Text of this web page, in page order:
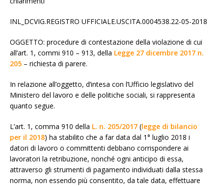
INL_DCVIG.REGISTRO UFFICIALE.USCITA.0004538.22-05-2018
OGGETTO: procedure di contestazione della violazione di cui
all’art. 1, commi 910 – 913, della Legge 27 dicembre 2017 n.
205 – richiesta di parere.
In relazione all’oggetto, d’intesa con l’Ufficio legislativo del
Ministero del lavoro e delle politiche sociali, si rappresenta
quanto segue.
L’art. 1, comma 910 della L. n. 205/2017 (legge di bilancio
per il 2018) ha stabilito che a far data dal 1° luglio 2018 i
datori di lavoro o committenti debbano corrispondere ai
lavoratori la retribuzione, nonché ogni anticipo di essa,
attraverso gli strumenti di pagamento individuati dalla stessa
norma, non essendo più consentito, da tale data, effettuare